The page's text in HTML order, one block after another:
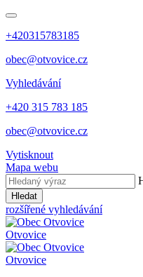
+420315783185
obec@otvovice.cz
Vyhledávání
+420 315 783 185
obec@otvovice.cz
Vytisknout
Mapa webu
Hledat
rozšířené vyhledávání
Otvovice
Otvovice